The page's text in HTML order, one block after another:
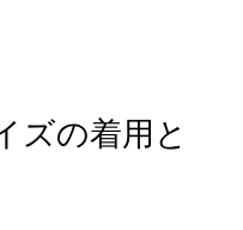
ズの着用と